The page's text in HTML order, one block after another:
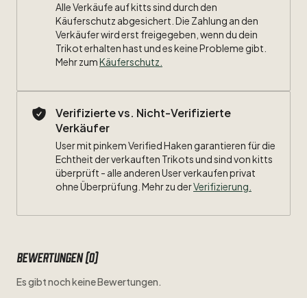
Alle Verkäufe auf kitts sind durch den
Käuferschutz abgesichert. Die Zahlung an den
Verkäufer wird erst freigegeben, wenn du dein
Trikot erhalten hast und es keine Probleme gibt.
Mehr zumKäuferschutz
Verifizierte vs. Nicht-Verifizierte
Verkäufer
User mit pinkem Verified Haken garantieren für die
Echtheit der verkauften Trikots und sind von kitts
überprüft - alle anderen User verkaufen privat
ohne Überprüfung. Mehr zu derVerifizierung.
Bewertungen (0)
Es gibt noch keine Bewertungen.